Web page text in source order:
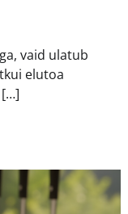
vaid ulatub
elutoa